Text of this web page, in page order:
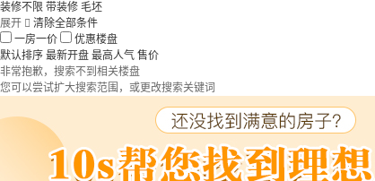
装修不限 带装修 毛坯
展开  清除全部条件
一房一价
优惠楼盘
默认排序 最新开盘 最高人气 售价
非常抱歉，搜索不到相关楼盘
您可以尝试扩大搜索范围，或更改搜索关键词